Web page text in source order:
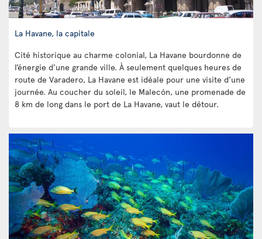
La Havane, la capitale
Cité historique au charme colonial, La Havane bourdonne de
l’énergie d’une grande ville. À seulement quelques heures de
route de Varadero, La Havane est idéale pour une visite d’une
journée. Au coucher du soleil, le Malecón, une promenade de
8 km de long dans le port de La Havane, vaut le détour.